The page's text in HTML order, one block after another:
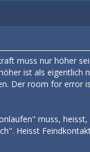
muss nur höher
ist als eigentlich
Der room for error
muss,
Heisst